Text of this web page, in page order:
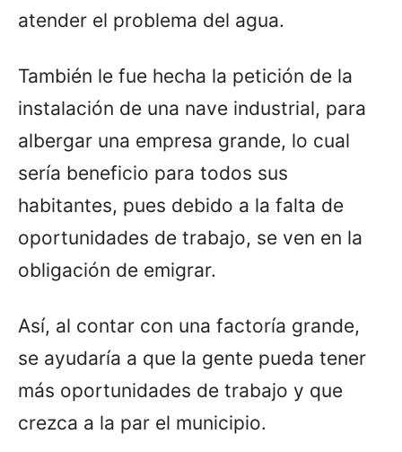
atender el problema del agua.
También le fue hecha la petición de la
instalación de una nave industrial, para
albergar una empresa grande, lo cual
sería beneficio para todos sus
habitantes, pues debido a la falta de
oportunidades de trabajo, se ven en la
obligación de emigrar.
Así, al contar con una factoría grande,
se ayudaría a que la gente pueda tener
más oportunidades de trabajo y que
crezca a la par el municipio.